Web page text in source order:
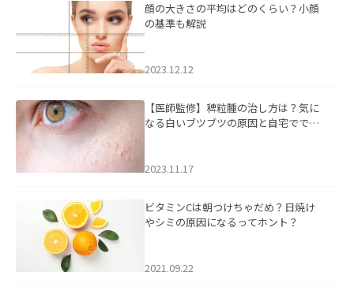
顔の大きさの平均はどのくらい？小顔
の基準も解説
2023.12.12
【医師監修】稗粒腫の治し方は？気に
なる白いブツブツの原因と自宅ででき
2023.11.17
ビタミンCは朝つけちゃだめ？日焼け
やシミの原因になるってホント？
2021.09.22